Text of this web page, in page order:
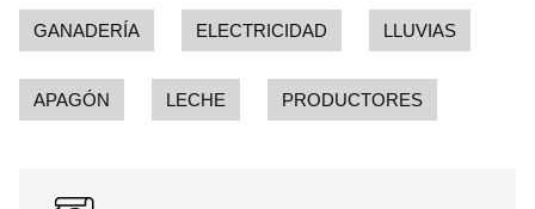
GANADERÍA ELECTRICIDAD LLUVIAS
APAGÓN LECHE PRODUCTORES